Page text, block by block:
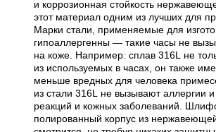
и коррозионная стойкость
этот материал одним из лучших для
Марки стали, применяемые для
гипоаллергенны — такие часы не
на коже. Например: сплав 316L не
из используемых в часах, он также
меньше вредных для человека
из стали 316L не вызывают аллергии и
реакций и кожных заболеваний.
полированный корпус из